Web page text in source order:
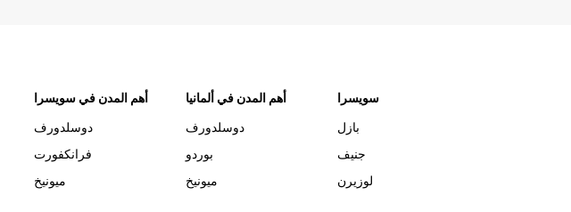
أهم المدن في سويسرا
دوسلدورف
فرانكفورت
ميونيخ
أهم المدن في ألمانيا
دوسلدورف
بوردو
ميونيخ
سويسرا
بازل
جنيف
لوزيرن